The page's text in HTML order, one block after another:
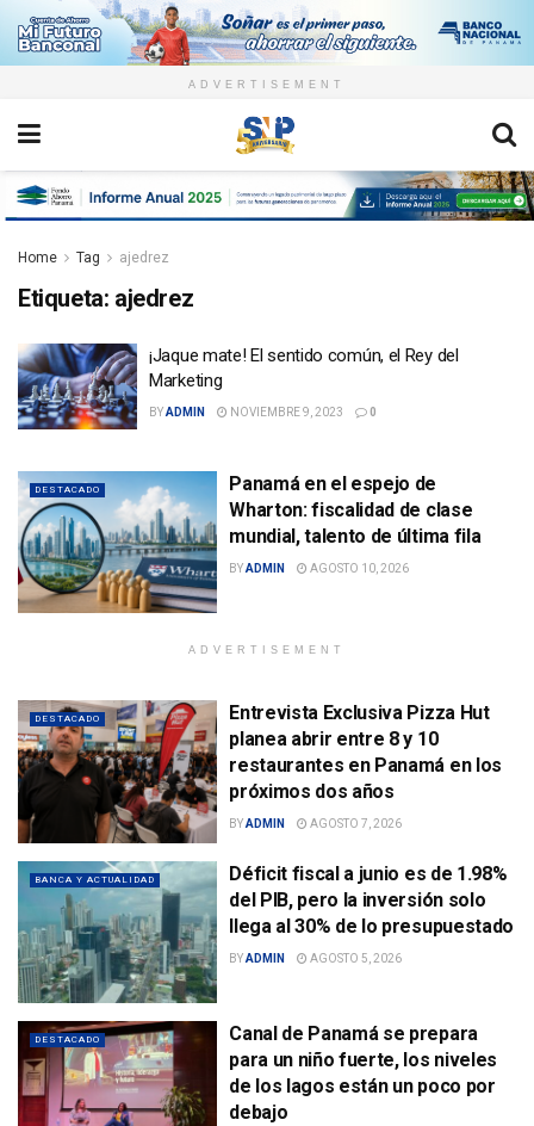
ADVERTISEMENT
Home Tag ajedrez
Etiqueta: ajedrez
¡Jaque mate! El sentido común, el Rey del
Marketing
BYADMIN NOVIEMBRE 9, 2023 0
DESTACADO
Panamá en el espejo de
Wharton: fiscalidad de clase
mundial, talento de última fila
BYADMIN AGOSTO 10, 2026
ADVERTISEMENT
DESTACADO
Entrevista Exclusiva Pizza Hut
planea abrir entre 8 y 10
restaurantes en Panamá en los
próximos dos años
BYADMIN AGOSTO 7, 2026
BANCA Y ACTUALIDAD
Déficit fiscal a junio es de 1.98%
del PIB, pero la inversión solo
llega al 30% de lo presupuestado
BYADMIN AGOSTO 5, 2026
DESTACADO
Canal de Panamá se prepara
para un niño fuerte, los niveles
de los lagos están un poco por
debajo